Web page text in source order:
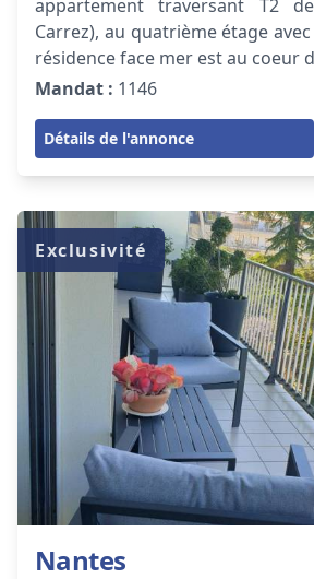
appartement traversant T2
Carrez), au quatrième étage
résidence face mer est au coeur
Mandat : 1146
Détails de l'annonce
Exclusivité
Nantes